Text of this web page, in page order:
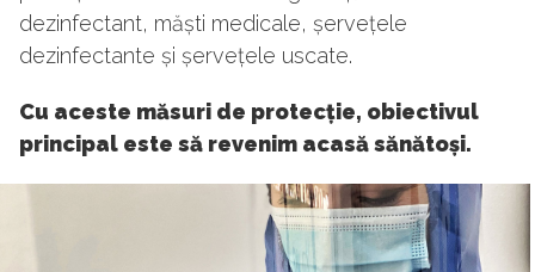
dezinfectant, măști medicale, șervețele
dezinfectante și șervețele uscate.
Cu aceste măsuri de protecție, obiectivul
principal este să revenim acasă sănătoși.